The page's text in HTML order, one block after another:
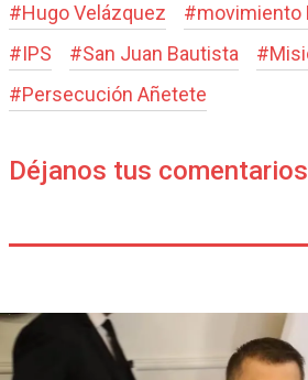
#Hugo Velázquez #movimiento
#IPS #San Juan Bautista #
#Persecución Añetete
Déjanos tus